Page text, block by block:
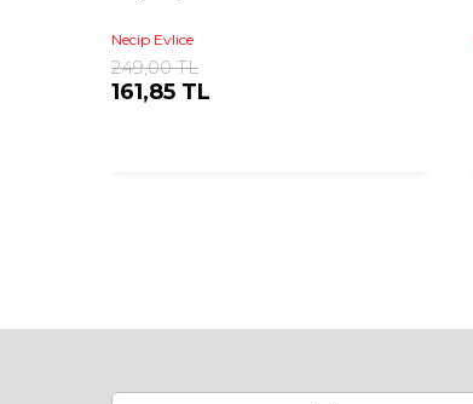
Necip Evlice
249,00 TL
161,85 TL